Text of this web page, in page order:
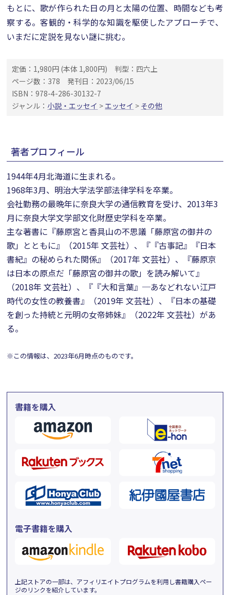
もとに、歌が作られた日の月と太陽の位置、時間なども考
察する。客観的・科学的な知識を駆使したアプローチで、
いまだに定説を見ない謎に挑む。
定価：1,980円 (本体 1,800円)
判型：四六上
ページ数：378
発刊日：2023/06/15
ISBN：978-4-286-30132-7
ジャンル： 小説・エッセイ >エッセイ > その他
著者プロフィール
1944年4月北海道に生まれる。
1968年3月、明治大学法学部法律学科を卒業。
会社勤務の最晩年に奈良大学の通信教育を受け、2013年3
月に奈良大学文学部文化財歴史学科を卒業。
主な著書に『藤原宮と香具山の不思議「藤原宮の御井の
歌」とともに』（2015年 文芸社）、『『古事記』『日本
書紀』の秘められた関係』（2017年 文芸社）、『藤原京
は日本の原点だ「藤原宮の御井の歌」を読み解いて』
（2018年 文芸社）、『『大和言葉』─あなどれない江戸
時代の女性の教養書』（2019年 文芸社）、『日本の基礎
を創った持統と元明の女帝姉妹』（2022年 文芸社）があ
る。
※この情報は、2023年6月時点のものです。
書籍を購入
電子書籍を購入
上記ストアの一部は、アフィリエイトプログラムを利用し書籍購入ペー
ジのリンクを紹介しています。